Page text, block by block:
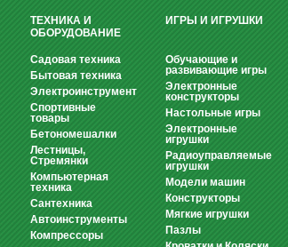
ТЕХНИКА И
ОБОРУДОВАНИЕ
Садовая техника
Бытовая техника
Электроинструмент
Спортивные
товары
Бетономешалки
Лестницы,
Стремянки
Компьютерная
техника
Сантехника
Автоинструменты
Компрессоры
ИГРЫ И ИГРУШКИ
Обучающие и
развивающие игры
Электронные
конструкторы
Настольные игры
Электронные
игрушки
Радиоуправляемые
игрушки
Модели машин
Конструкторы
Мягкие игрушки
Пазлы